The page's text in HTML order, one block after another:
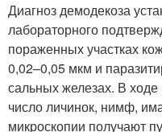
Диагноз демодекоза
лабораторного
пораженных участках
0,02–0,05 мкм и
сальных железах. В
число личинок, нимф,
микроскопии получают